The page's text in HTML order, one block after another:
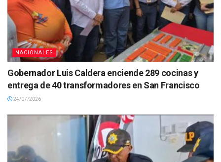
NACIONALES
Gobernador Luis Caldera enciende 289 cocinas y
entrega de 40 transformadores en San Francisco
24/07/2026